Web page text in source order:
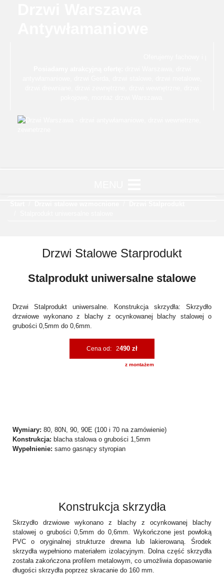
Drzwi Stalowe Starprodukt
Stalprodukt uniwersalne stalowe
Drzwi Stalprodukt uniwersalne. Konstrukcja skrzydła: Skrzydło
drzwiowe wykonano z blachy z ocynkowanej blachy stalowej o
grubości 0,5mm do 0,6mm.
Cena od: 2490 zł
z montażem
Wymiary: 80, 80N, 90, 90E (100 i 70 na zamówienie)
Konstrukcja: blacha stalowa o grubości 1,5mm
Wypełnienie: samo gasnący styropian
Konstrukcja skrzydła
Skrzydło drzwiowe wykonano z blachy z ocynkowanej blachy
stalowej o grubości 0,5mm do 0,6mm. Wykończone jest powłoką
PVC o oryginalnej strukturze drewna lub lakierowaną. Środek
skrzydła wypełniono materiałem izolacyjnym. Dolna część skrzydła
została zakończona profilem metalowym, co umożliwia dopasowanie
długości skrzydła poprzez skracanie do 160 mm.